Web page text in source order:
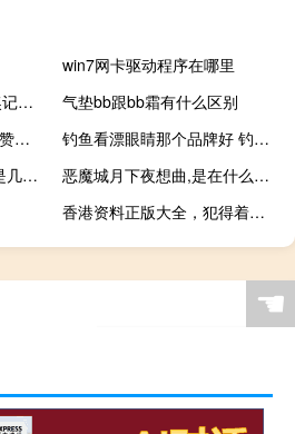
win7网卡驱动程序在哪里
澳门六开奖结果2024开奖记录查询表：AI解释落实准入制度-2579.3D.A497
气垫bb跟bb霜有什么区别
拼多多免责声明 - 领取qq赞的免费网站_抖音互粉网 快手互粉网 小红书互粉网
钓鱼看漂眼睛那个品牌好 钓鱼看漂专用眼镜
2023年五九是初几 交九是几月几号2023
恶魔城月下夜想曲,是在什么平台上玩的 恶魔城月下夜想曲pc
香港资料正版大全，犯得着精选答案落实_3D8.976
☚